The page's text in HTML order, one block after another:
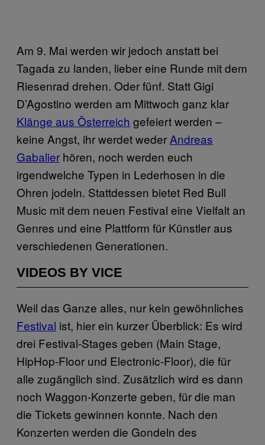
Am 9. Mai werden wir jedoch anstatt bei
Tagada zu landen, lieber eine Runde mit dem
Riesenrad drehen. Oder fünf. Statt Gigi
D’Agostino werden am Mittwoch ganz klar
Klänge aus Österreich gefeiert werden –
keine Angst, ihr werdet weder Andreas
Gabalier hören, noch werden euch
irgendwelche Typen in Lederhosen in die
Ohren jodeln. Stattdessen bietet Red Bull
Music mit dem neuen Festival eine Vielfalt an
Genres und eine Plattform für Künstler aus
verschiedenen Generationen.
VIDEOS BY VICE
Weil das Ganze alles, nur kein gewöhnliches
Festival ist, hier ein kurzer Überblick: Es wird
drei Festival-Stages geben (Main Stage,
HipHop-Floor und Electronic-Floor), die für
alle zugänglich sind. Zusätzlich wird es dann
noch Waggon-Konzerte geben, für die man
die Tickets gewinnen konnte. Nach den
Konzerten werden die Gondeln des